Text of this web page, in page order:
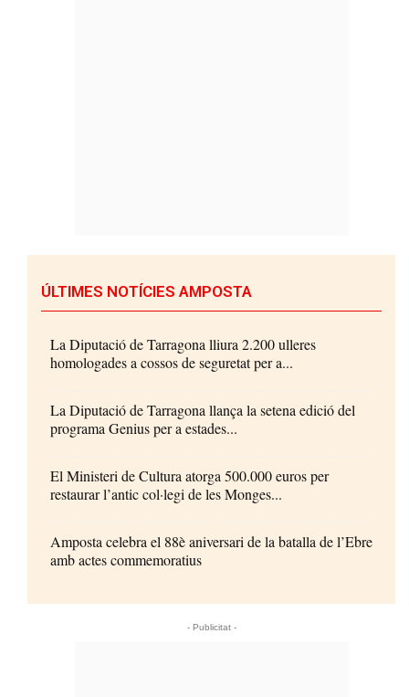
ÚLTIMES NOTÍCIES AMPOSTA
La Diputació de Tarragona lliura 2.200 ulleres
homologades a cossos de seguretat per a...
La Diputació de Tarragona llança la setena edició del
programa Genius per a estades...
El Ministeri de Cultura atorga 500.000 euros per
restaurar l’antic col·legi de les Monges...
Amposta celebra el 88è aniversari de la batalla de l’Ebre
amb actes commemoratius
- Publicitat -